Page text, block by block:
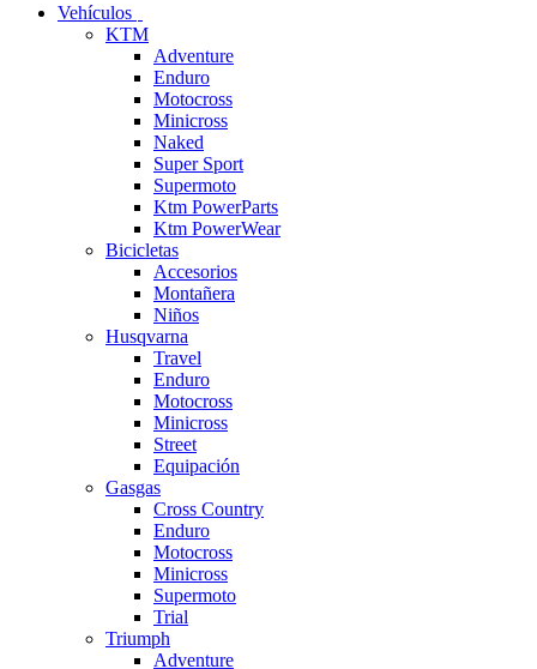
Vehículos
KTM
Adventure
Enduro
Motocross
Minicross
Naked
Super Sport
Supermoto
Ktm PowerParts
Ktm PowerWear
Bicicletas
Accesorios
Montañera
Niños
Husqvarna
Travel
Enduro
Motocross
Minicross
Street
Equipación
Gasgas
Cross Country
Enduro
Motocross
Minicross
Supermoto
Trial
Triumph
Adventure